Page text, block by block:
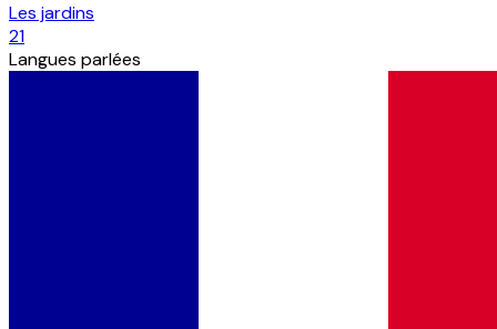
Les jardins
21
Langues parlées